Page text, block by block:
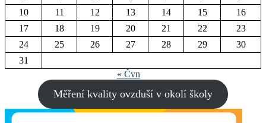
10
11 12 13 14 15
16
17
18 19 20 21 22
23
24
25 26 27 28 29
30
31
« Čvn
Měření kvality ovzduší v okolí školy